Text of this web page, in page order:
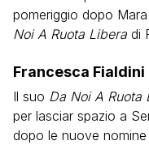
pomeriggio dopo
Noi A Ruota Libera di
Francesca Fialdini
Il suo Da Noi A Ruota
per lasciar spazio a
dopo le nuove